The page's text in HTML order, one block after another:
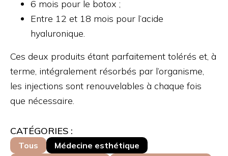
6 mois pour le botox ;
Entre 12 et 18 mois pour l’acide
hyaluronique.
Ces deux produits étant parfaitement tolérés et, à
terme, intégralement résorbés par l’organisme,
les injections sont renouvelables à chaque fois
que nécessaire.
CATÉGORIES :
Tous
Médecine esthétique